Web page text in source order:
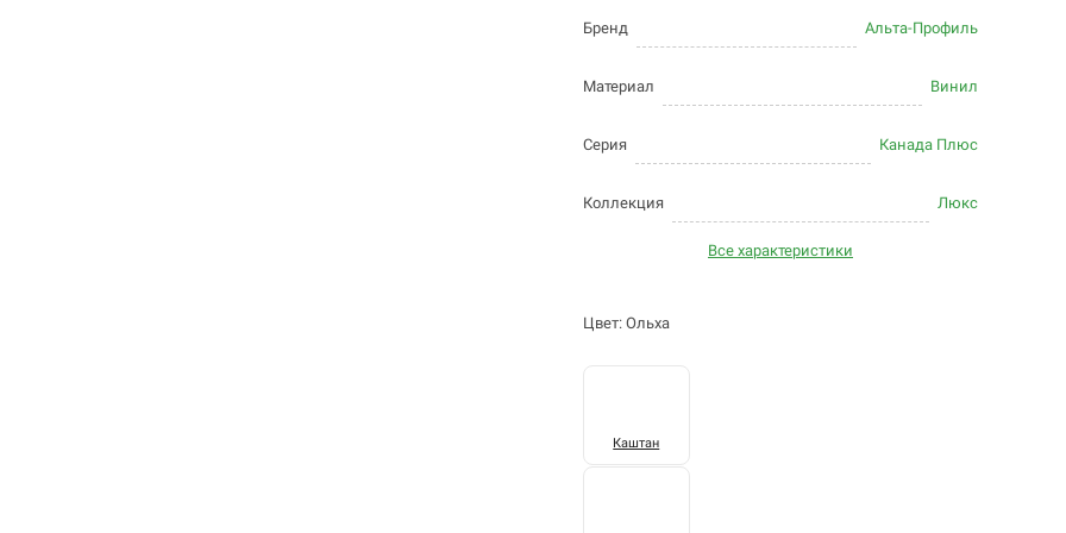
Бренд Альта-Профиль
Материал Винил
Серия Канада Плюс
Коллекция Люкс
Все характеристики
Цвет: Ольха
Каштан